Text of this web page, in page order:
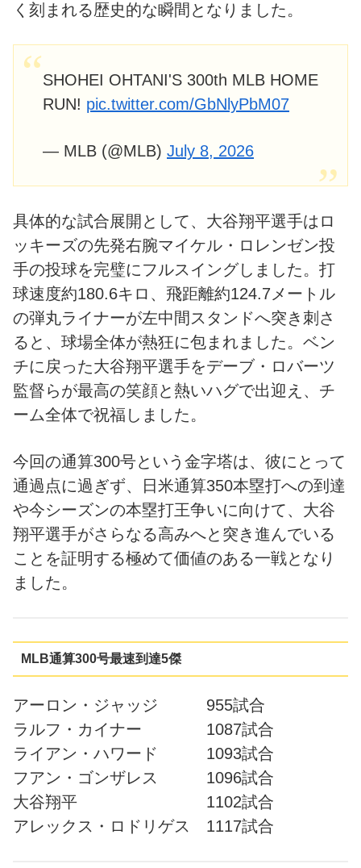
く刻まれる歴史的な瞬間となりました。
SHOHEI OHTANI'S 300th MLB HOME
RUN! pic.twitter.com/GbNlyPbM07
— MLB (@MLB) July 8, 2026
具体的な試合展開として、大谷翔平選手はロ
ッキーズの先発右腕マイケル・ロレンゼン投
手の投球を完璧にフルスイングしました。打
球速度約180.6キロ、飛距離約124.7メートル
の弾丸ライナーが左中間スタンドへ突き刺さ
ると、球場全体が熱狂に包まれました。ベン
チに戻った大谷翔平選手をデーブ・ロバーツ
監督らが最高の笑顔と熱いハグで出迎え、チ
ーム全体で祝福しました。
今回の通算300号という金字塔は、彼にとって
通過点に過ぎず、日米通算350本塁打への到達
や今シーズンの本塁打王争いに向けて、大谷
翔平選手がさらなる高みへと突き進んでいる
ことを証明する極めて価値のある一戦となり
ました。
MLB通算300号最速到達5傑
アーロン・ジャッジ 955試合
ラルフ・カイナー 1087試合
ライアン・ハワード 1093試合
フアン・ゴンザレス 1096試合
大谷翔平 1102試合
アレックス・ロドリゲス 1117試合